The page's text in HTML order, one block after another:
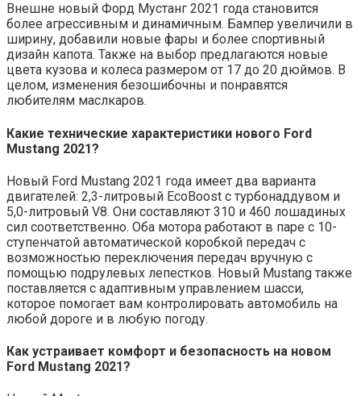
Внешне новый Форд Мустанг 2021 года становится
более агрессивным и динамичным. Бампер увеличили в
ширину, добавили новые фары и более спортивный
дизайн капота. Также на выбор предлагаются новые
цвета кузова и колеса размером от 17 до 20 дюймов. В
целом, изменения безошибочны и понравятся
любителям маслкаров.
Какие технические характеристики нового Ford
Mustang 2021?
Новый Ford Mustang 2021 года имеет два варианта
двигателей: 2,3-литровый EcoBoost с турбонаддувом и
5,0-литровый V8. Они составляют 310 и 460 лошадиных
сил соответственно. Оба мотора работают в паре с 10-
ступенчатой ​​автоматической коробкой передач с
возможностью переключения передач вручную с
помощью подрулевых лепестков. Новый Mustang также
поставляется с адаптивным управлением шасси,
которое помогает вам контролировать автомобиль на
любой дороге и в любую погоду.
Как устраивает комфорт и безопасность на новом
Ford Mustang 2021?